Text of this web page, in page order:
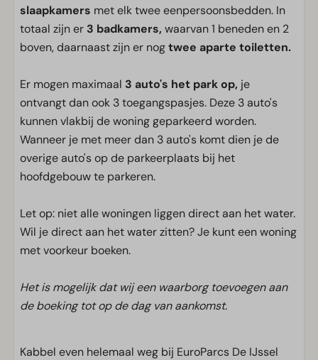
slaapkamers met elk twee eenpersoonsbedden. In
totaal zijn er 3 badkamers, waarvan 1 beneden en 2
boven, daarnaast zijn er nogtwee aparte toiletten.
Er mogen maximaal 3 auto's het park op, je
ontvangt dan ook 3 toegangspasjes. Deze 3 auto's
kunnen vlakbij de woning geparkeerd worden.
Wanneer je met meer dan 3 auto's komt dien je de
overige auto's op de parkeerplaats bij het
hoofdgebouw te parkeren.
Let op: niet alle woningen liggen direct aan het water.
Wil je direct aan het water zitten? Je kunt een woning
met voorkeur boeken.
Het is mogelijk dat wij een waarborg toevoegen aan
de boeking tot op de dag van aankomst.
Kabbel even helemaal weg bij EuroParcs De IJssel